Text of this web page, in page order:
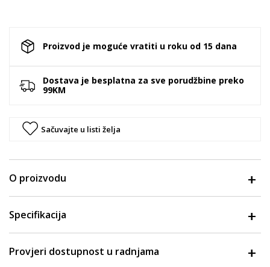
Proizvod je moguće vratiti u roku od 15 dana
Dostava je besplatna za sve porudžbine preko
99KM
Sačuvajte u listi želja
O proizvodu
Specifikacija
Provjeri dostupnost u radnjama